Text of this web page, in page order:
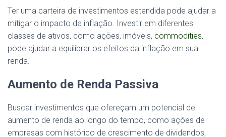
Ter uma carteira de investimentos estendida pode ajudar a
mitigar o impacto da inflação. Investir em diferentes
classes de ativos, como ações, imóveis, commodities,
pode ajudar a equilibrar os efeitos da inflação em sua
renda.
Aumento de Renda Passiva
Buscar investimentos que ofereçam um potencial de
aumento de renda ao longo do tempo, como ações de
empresas com histórico de crescimento de dividendos,